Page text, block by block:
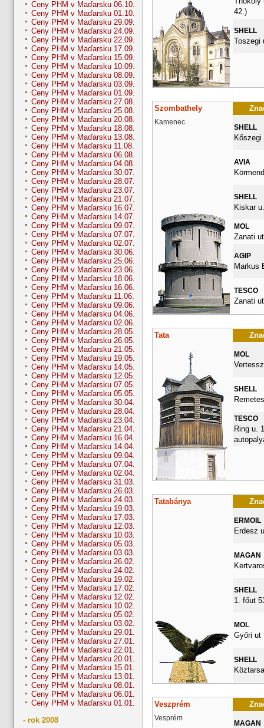
Ceny PHM v Maďarsku 06.10.
Ceny PHM v Maďarsku 01.10.
Ceny PHM v Maďarsku 29.09.
Ceny PHM v Maďarsku 24.09.
Ceny PHM v Maďarsku 22.09.
Ceny PHM v Maďarsku 17.09.
Ceny PHM v Maďarsku 15.09.
Ceny PHM v Maďarsku 10.09.
Ceny PHM v Maďarsku 08.09.
Ceny PHM v Maďarsku 03.09.
Ceny PHM v Maďarsku 01.09.
Ceny PHM v Maďarsku 27.08.
Ceny PHM v Maďarsku 25.08.
Ceny PHM v Maďarsku 20.08.
Ceny PHM v Maďarsku 18.08.
Ceny PHM v Maďarsku 13.08.
Ceny PHM v Maďarsku 11.08.
Ceny PHM v Maďarsku 06.08.
Ceny PHM v Maďarsku 04.08.
Ceny PHM v Maďarsku 30.07.
Ceny PHM v Maďarsku 28.07.
Ceny PHM v Maďarsku 23.07.
Ceny PHM v Maďarsku 21.07.
Ceny PHM v Maďarsku 16.07.
Ceny PHM v Maďarsku 14.07.
Ceny PHM v Maďarsku 09.07.
Ceny PHM v Maďarsku 07.07.
Ceny PHM v Maďarsku 02.07.
Ceny PHM v Maďarsku 30.06.
Ceny PHM v Maďarsku 25.06.
Ceny PHM v Maďarsku 23.06.
Ceny PHM v Maďarsku 18.06.
Ceny PHM v Maďarsku 16.06.
Ceny PHM v Maďarsku 11.06.
Ceny PHM v Maďarsku 09.06.
Ceny PHM v Maďarsku 04.06.
Ceny PHM v Maďarsku 02.06.
Ceny PHM v Maďarsku 28.05.
Ceny PHM v Maďarsku 26.05.
Ceny PHM v Maďarsku 21.05.
Ceny PHM v Maďarsku 19.05.
Ceny PHM v Maďarsku 14.05.
Ceny PHM v Maďarsku 12.05.
Ceny PHM v Maďarsku 07.05.
Ceny PHM v Maďarsku 05.05.
Ceny PHM v Maďarsku 30.04.
Ceny PHM v Maďarsku 28.04.
Ceny PHM v Maďarsku 23.04.
Ceny PHM v Maďarsku 21.04.
Ceny PHM v Maďarsku 16.04.
Ceny PHM v Maďarsku 14.04.
Ceny PHM v Maďarsku 09.04.
Ceny PHM v Maďarsku 07.04.
Ceny PHM v Maďarsku 02.04.
Ceny PHM v Maďarsku 31.03.
Ceny PHM v Maďarsku 26.03.
Ceny PHM v Maďarsku 24.03.
Ceny PHM v Maďarsku 19.03.
Ceny PHM v Maďarsku 17.03.
Ceny PHM v Maďarsku 12.03.
Ceny PHM v Maďarsku 10.03.
Ceny PHM v Maďarsku 05.03.
Ceny PHM v Maďarsku 03.03.
Ceny PHM v Maďarsku 26.02.
Ceny PHM v Maďarsku 24.02.
Ceny PHM v Maďarsku 19.02.
Ceny PHM v Maďarsku 17.02.
Ceny PHM v Maďarsku 12.02.
Ceny PHM v Maďarsku 10.02.
Ceny PHM v Maďarsku 05.02.
Ceny PHM v Maďarsku 03.02.
Ceny PHM v Maďarsku 29.01.
Ceny PHM v Maďarsku 27.01.
Ceny PHM v Maďarsku 22.01.
Ceny PHM v Maďarsku 20.01.
Ceny PHM v Maďarsku 15.01.
Ceny PHM v Maďarsku 13.01.
Ceny PHM v Maďarsku 08.01.
Ceny PHM v Maďarsku 06.01.
Ceny PHM v Maďarsku 01.01.
- rok 2008
42.)
SHELL
Toszegi
Szombathely
Kamenec
SHELL
Kőszegi
AVIA
SHELL
Kiskar
MOL
Zanati
AGIP
Markus
TESCO
Zanati
Tata
MOL
SHELL
TESCO
Ring u.
Tatabánya
ERMOIL
Erdesz
MAGAN
SHELL
1. főut
MOL
Győri ut
SHELL
Veszprém
Vesprém
MAGAN